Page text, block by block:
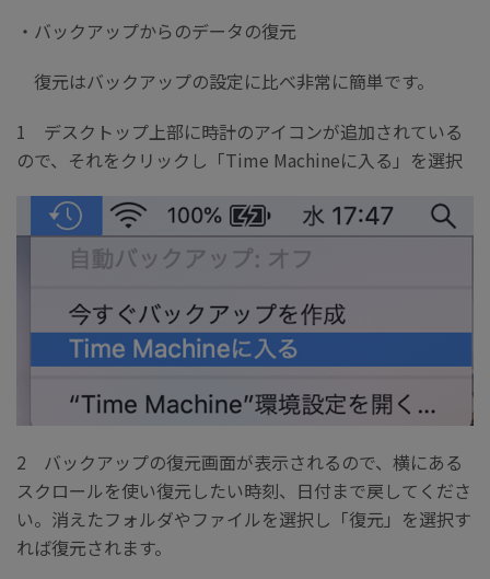
・バックアップからのデータの復元
復元はバックアップの設定に比べ非常に簡単です。
1 デスクトップ上部に時計のアイコンが追加されている
ので、それをクリックし「Time Machineに入る」を選択
2 バックアップの復元画面が表示されるので、横にある
スクロールを使い復元したい時刻、日付まで戻してくださ
い。消えたフォルダやファイルを選択し「復元」を選択す
れば復元されます。